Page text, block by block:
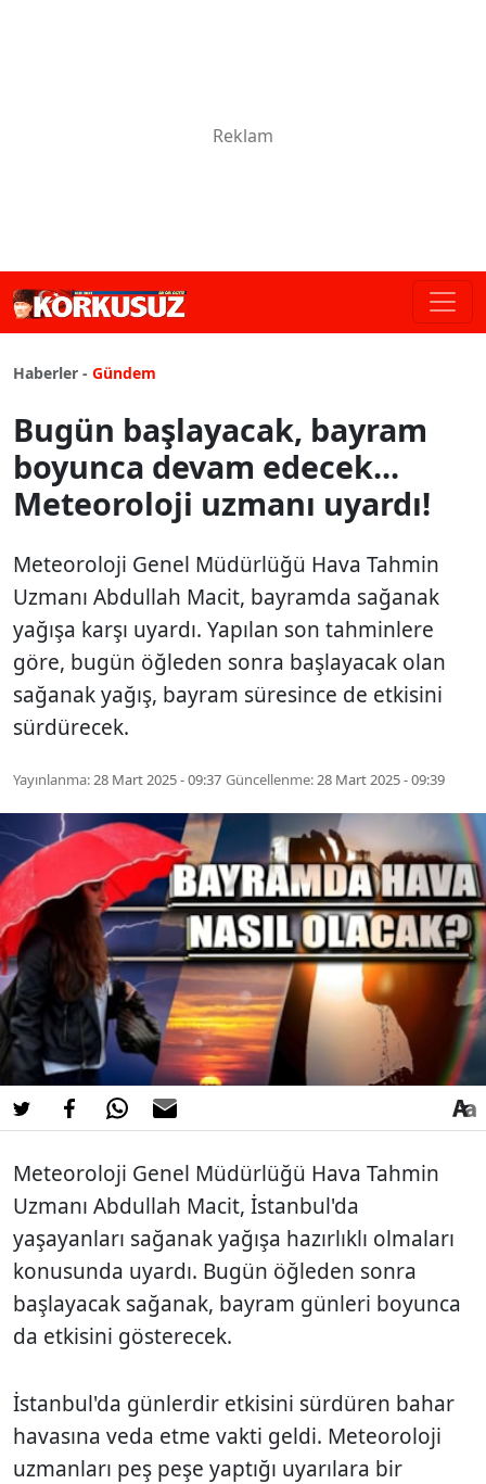
Haberler - Gündem
Bugün başlayacak, bayram
boyunca devam edecek...
Meteoroloji uzmanı uyardı!
Meteoroloji Genel Müdürlüğü Hava Tahmin
Uzmanı Abdullah Macit, bayramda sağanak
yağışa karşı uyardı. Yapılan son tahminlere
göre, bugün öğleden sonra başlayacak olan
sağanak yağış, bayram süresince de etkisini
sürdürecek.
Yayınlanma:28 Mart 2025 - 09:37 Güncellenme:28 Mart 2025 - 09:39
Meteoroloji Genel Müdürlüğü Hava Tahmin
Uzmanı Abdullah Macit, İstanbul'da
yaşayanları sağanak yağışa hazırlıklı olmaları
konusunda uyardı. Bugün öğleden sonra
başlayacak sağanak, bayram günleri boyunca
da etkisini gösterecek.
İstanbul'da günlerdir etkisini sürdüren bahar
havasına veda etme vakti geldi. Meteoroloji
uzmanları peş peşe yaptığı uyarılara bir